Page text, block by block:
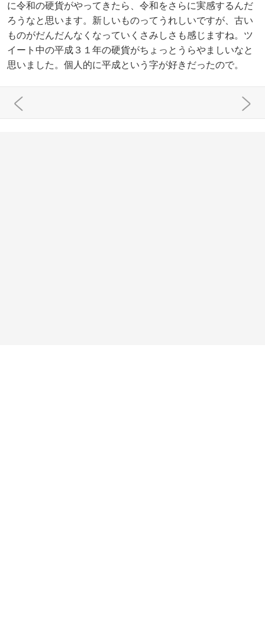
に令和の硬貨がやってきたら、令和をさらに実感するんだ
ろうなと思います。新しいものってうれしいですが、古い
ものがだんだんなくなっていくさみしさも感じますね。ツ
イート中の平成３１年の硬貨がちょっとうらやましいなと
思いました。個人的に平成という字が好きだったので。